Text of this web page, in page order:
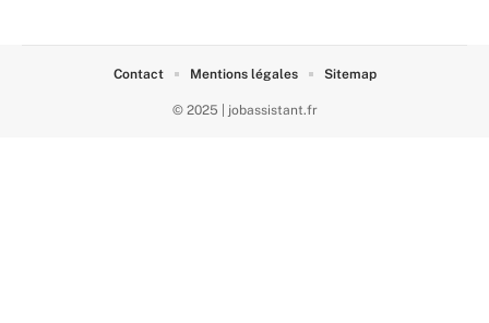
© 2025 | jobassistant.fr
Contact Mentions légales Sitemap